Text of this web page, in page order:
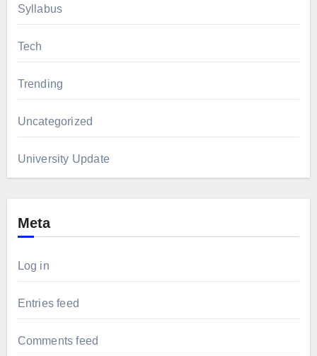
Syllabus
Tech
Trending
Uncategorized
University Update
Meta
Log in
Entries feed
Comments feed